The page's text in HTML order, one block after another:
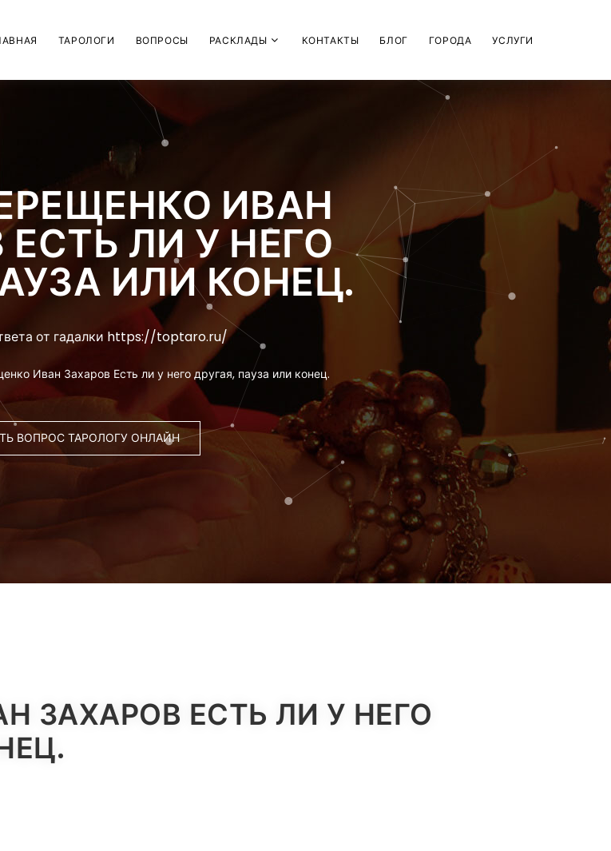
ТАРОЛОГИ ВОПРОСЫ РАСКЛАДЫ КОНТАКТЫ БЛОГ ГОРОДА УСЛУГИ
ИВАН
ЛИ У НЕГО
ИЛИ КОНЕЦ.
от гадалки https://toptaro.ru/
Иван Захаров Есть ли у него другая, пауза или конец.
ВОПРОС ТАРОЛОГУ ОНЛАЙН
ЗАХАРОВ ЕСТЬ ЛИ У НЕГО